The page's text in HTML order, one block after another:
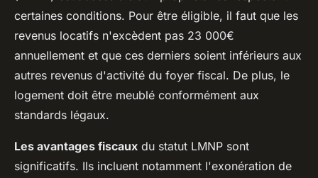
certaines conditions. Pour être éligible, il faut que les
revenus locatifs n'excèdent pas 23 000€
annuellement et que ces derniers soient inférieurs aux
autres revenus d'activité du foyer fiscal. De plus, le
logement doit être meublé conformément aux
standards légaux.
Les avantages fiscaux du statut LMNP sont
significatifs. Ils incluent notamment l'exonération de